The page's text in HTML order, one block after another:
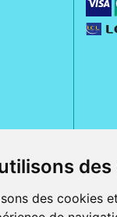
des cookies
du centre
, 32 rue
1700 en médicaments sans
et ses partenaires à l'